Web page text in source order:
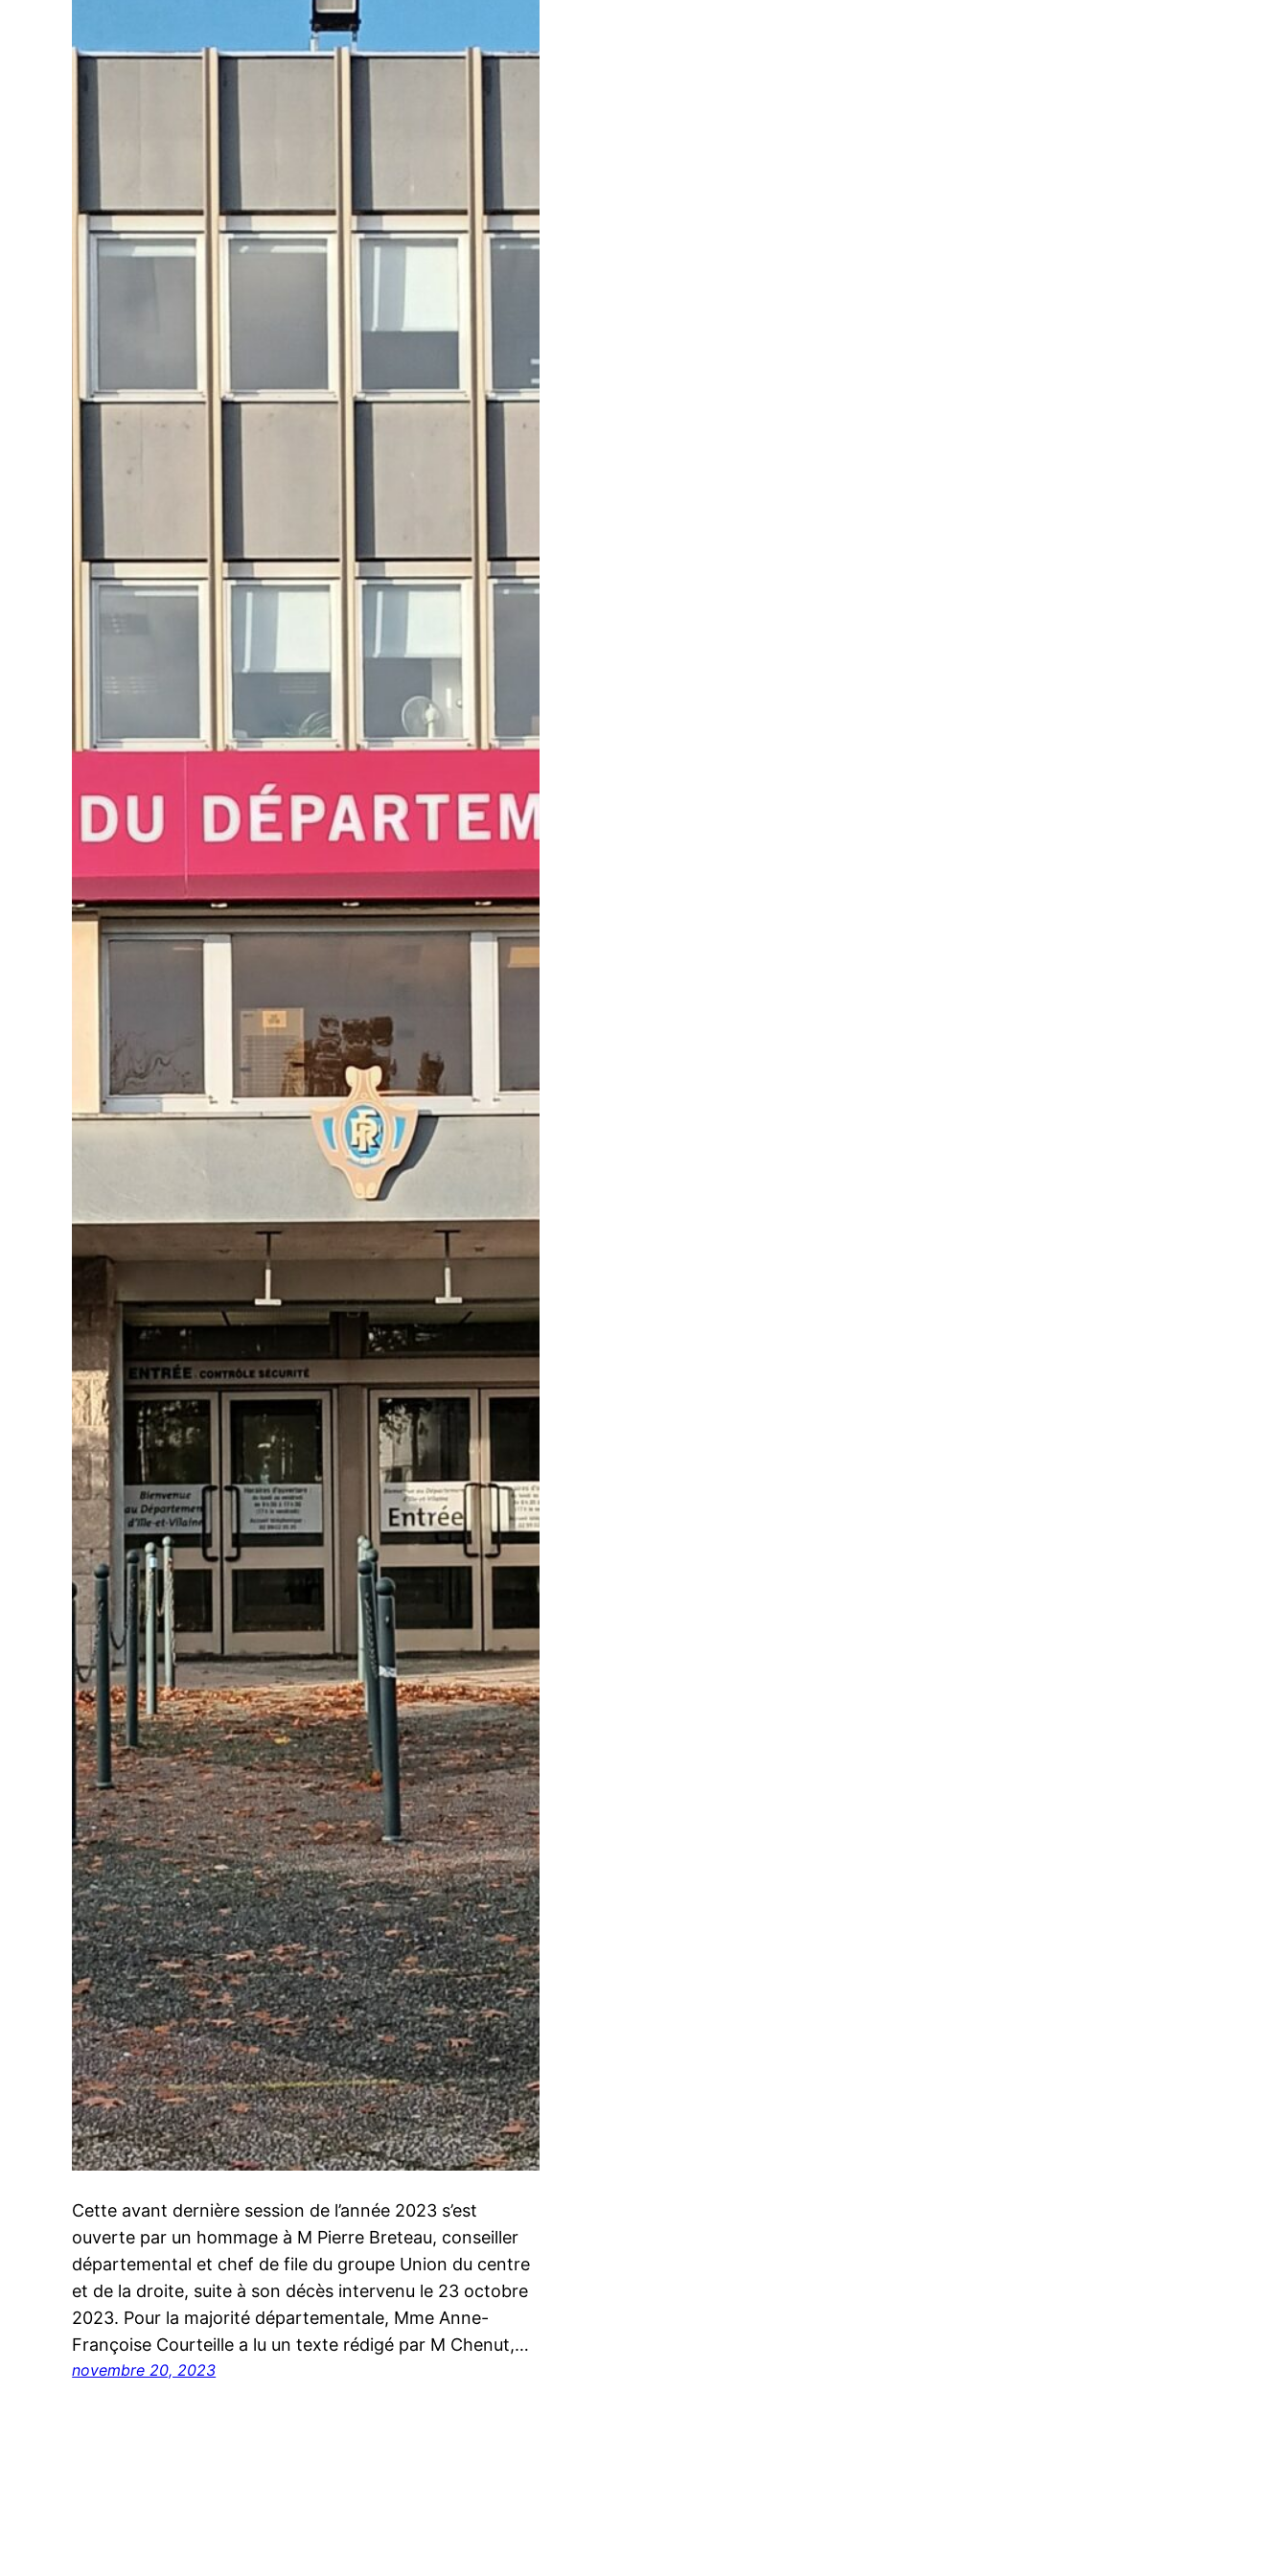
Cette avant dernière session de l’année 2023 s’est
ouverte par un hommage à M Pierre Breteau, conseiller
départemental et chef de file du groupe Union du centre
et de la droite, suite à son décès intervenu le 23 octobre
2023. Pour la majorité départementale, Mme Anne-
Françoise Courteille a lu un texte rédigé par M Chenut,…
novembre 20, 2023